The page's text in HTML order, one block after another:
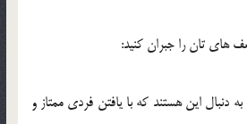
دنبال اين هستند که با يافتن فردي ممتاز و